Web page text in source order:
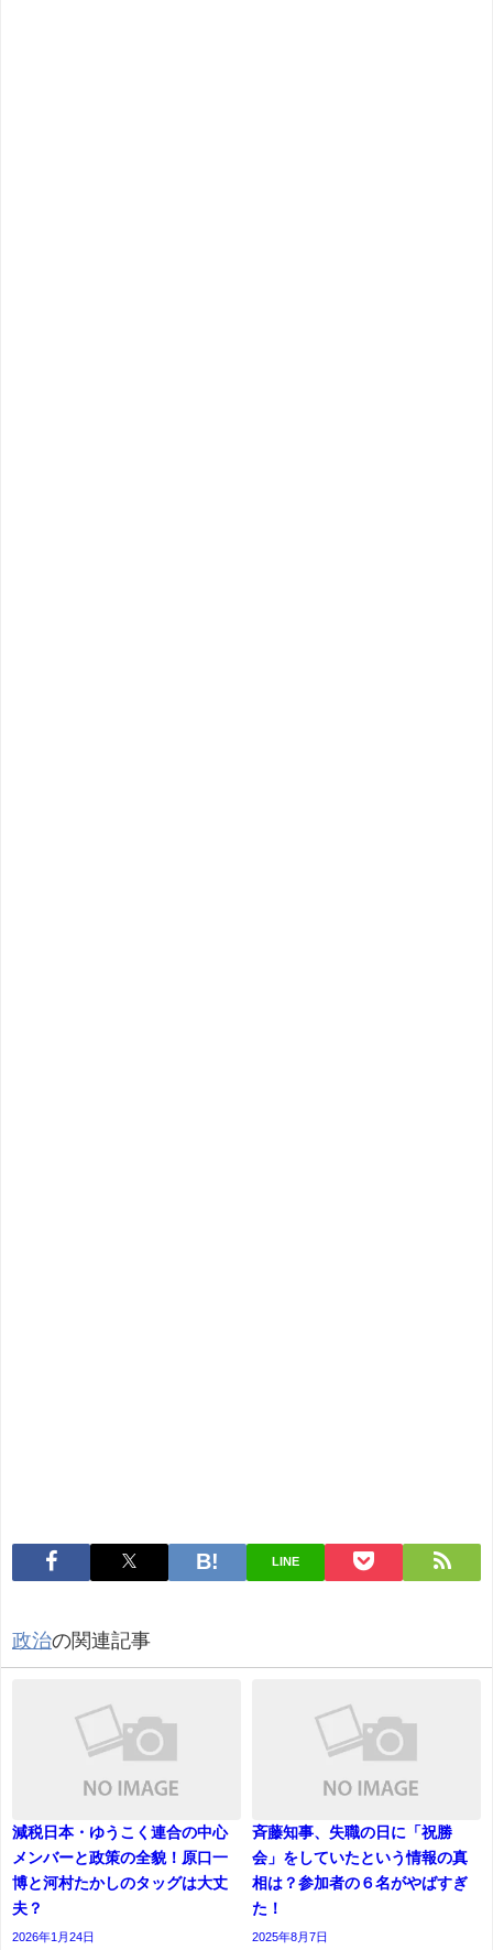
LINE
政治の関連記事
減税日本・ゆうこく連合の中心
メンバーと政策の全貌！原口一
博と河村たかしのタッグは大丈
夫？
2026年1月24日
斉藤知事、失職の日に「祝勝
会」をしていたという情報の真
相は？参加者の６名がやばすぎ
た！
2025年8月7日